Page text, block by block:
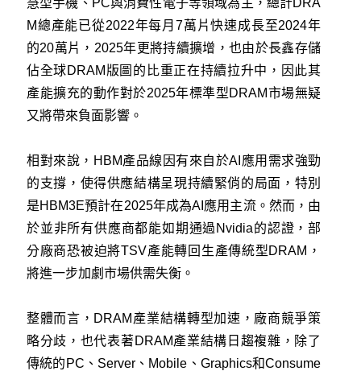
M總產能已從2022年每月7萬片快速成長至2024年
的20萬片，2025年更將持續擴增，也由於長鑫存儲
佔全球DRAM版圖的比重正在持續拉升中，因此其
產能擴充的動作對於2025年標準型DRAM市場無疑
又將帶來負面影響。
相對來說，HBM產品線因有來自於AI應用需求強勁
的支撐，使得供應結構呈現持續緊俏的局面，特別
是HBM3E預計在2025年成為AI應用主流。然而，由
於並非所有供應商都能如期通過Nvidia的認證，部
分廠商恐被迫將TSV產能轉回生產傳統型DRAM，
將進一步加劇市場供需失衡。
整體而言，DRAM產業結構轉型加速，廠商競爭策
略分歧，也代表著DRAM產業結構日趨複雜，除了
傳統的PC、Server、Mobile、Graphics和Consume